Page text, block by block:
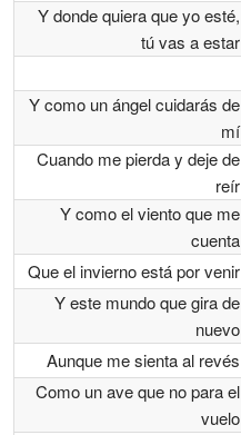
Y donde quiera que yo esté,
tú vas a estar
Y como un ángel cuidarás de
mí
Cuando me pierda y deje de
reír
Y como el viento que me
cuenta
Que el invierno está por venir
Y este mundo que gira de
nuevo
Aunque me sienta al revés
Como un ave que no para el
vuelo